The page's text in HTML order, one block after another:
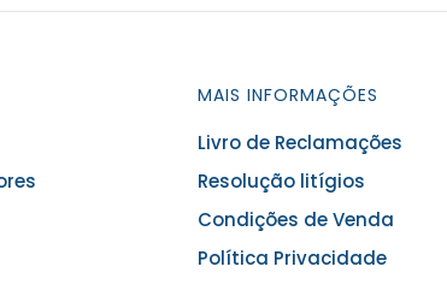
MAIS INFORMAÇÕES
Livro de Reclamações
Resolução litígios
Condições de Venda
Política Privacidade